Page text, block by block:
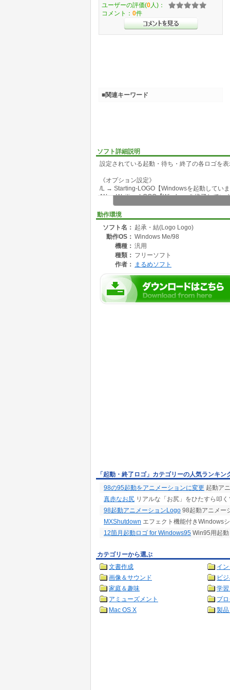
ソフト詳細説明
設定されている起動・待ち・終了の各ロゴを
《オプション設定》
/L → Starting-LOGO【Windowsを起動してい
/W → Waiting-LOGO【Windowsを終了してい
/S → Shutdown-LOGO【電源を切る準備がで
/F → フルスクリーンで表示
/A → Starting-LOGOのすべてのフレームを表示
/T1:n → Starting-LOGOのフレーム表示間隔(
/T2:n → Waiting-LOGOの表示時間(未設定時
/T3:n → Shutdown-LOGOの表示時間(未設定
□ <F>を設定していない場合は、1/4スケール
(ただし、フレーム数が20以下の場合は最大フ
□ 表示中に表示画面をクリックすると、表示
動作環境
ソフト名： 起承・結(Logo Logo)
動作OS： Windows Me/98
機種： 汎用
種類： フリーソフト
作者：
まるめソフト
ユーザーの評価(0 人)：
コメント： 0件
■関連キーワード
「起動・終了ロゴ」カテゴリーの人気ランキン
98の95起動をアニメーションに変更 起動ア
真赤なお尻 リアルな「お尻」をひたすら叩
98起動アニメーションLogo 98起動アニメー
MXShutdown エフェクト機能付きWindows
12箇月起動ロゴ for Windows95 Win95用起
カテゴリーから選ぶ
文書作成
イ
画像＆サウンド
ビ
家庭＆趣味
学
アミューズメント
プ
Mac OS X
製